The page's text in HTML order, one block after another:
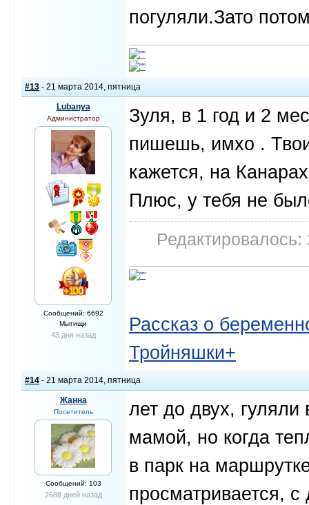
погуляли.Зато
#13 - 21 марта 2014, пятница
Lubanya
Администратор
Сообщений: 6692
Мытищи
43 дня назад
Зуля, в 1 год и 2
пишешь, имхо .
кажется, на
Плюс, у тебя не
Рассказ о
Тройняшки+
#14 - 21 марта 2014, пятница
Жанна
Посетитель
Сообщений: 103
2688 дней назад
лет до двух,
мамой, но когда
в парк на
просматривается, с